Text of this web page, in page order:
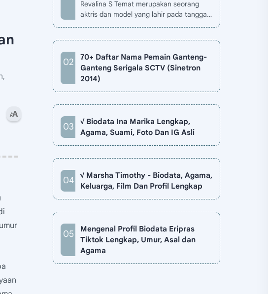
Revalina S Temat merupakan seorang
aktris dan model yang lahir pada tanggal
70+ Daftar Nama Pemain Ganteng-
Ganteng Serigala SCTV (Sinetron
2014)
√ Biodata Ina Marika Lengkap,
Agama, Suami, Foto Dan IG Asli
√ Marsha Timothy - Biodata, Agama,
Keluarga, Film Dan Profil Lengkap
Mengenal Profil Biodata Eripras
Tiktok Lengkap, Umur, Asal dan
Agama